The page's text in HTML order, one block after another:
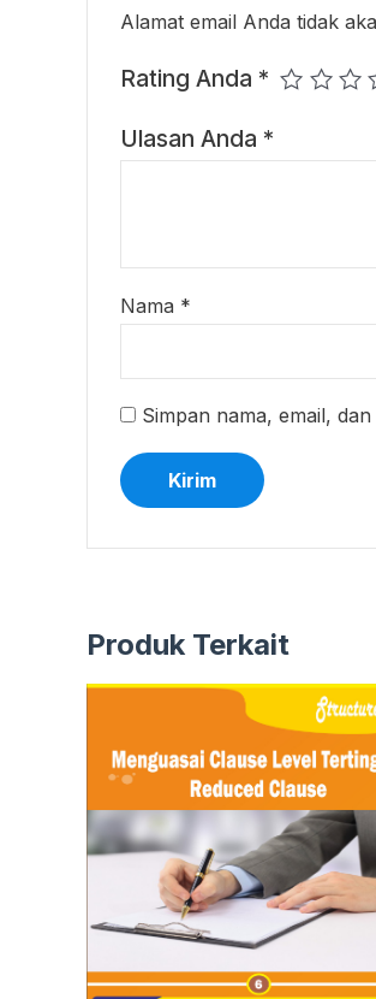
Alamat email Anda tidak
Rating Anda *
Ulasan Anda *
Nama *
Simpan nama, email,
Produk Terkait